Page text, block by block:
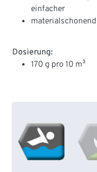
einfacher
materialschonend
Dosierung:
170 g pro 10 m³